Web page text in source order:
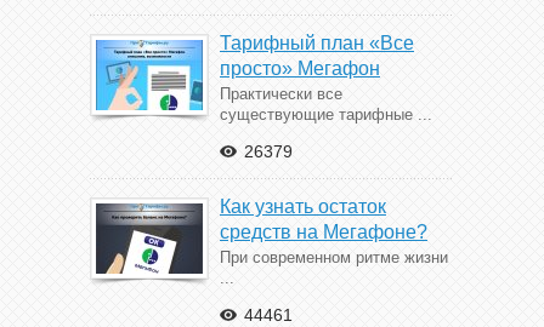
Тарифный план «Все
просто» Мегафон
Практически все
существующие тарифные ...
26379
Как узнать остаток
средств на Мегафоне?
При современном ритме жизни
...
44461